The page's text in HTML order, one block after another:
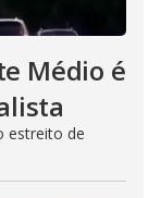
Médio é
estreito de